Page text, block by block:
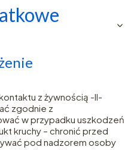
z żywnością -II-
zgodnie z
w przypadku uszkodzeń
kruchy – chronić przed
pod nadzorem osoby